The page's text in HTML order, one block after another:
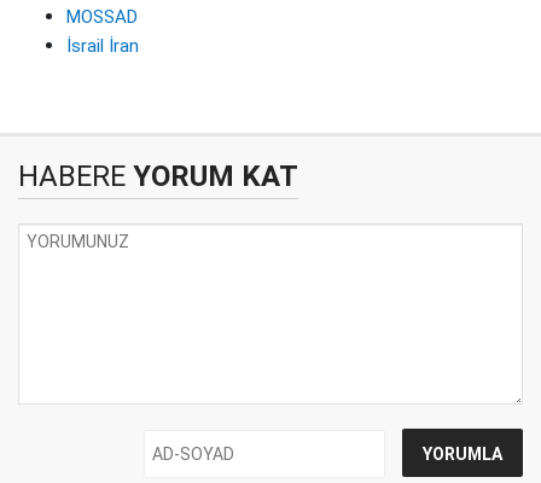
MOSSAD
İsrail İran
HABERE YORUM KAT